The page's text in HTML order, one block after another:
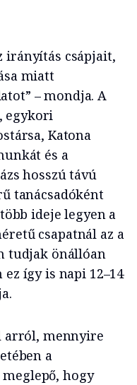
irányítás csápjait,
miatt
– mondja. A
egykori
Katona
és a
hosszú távú
tanácsadóként
ideje legyen a
csapatnál az a
tudjak önállóan
így is napi 12–14
arról, mennyire
a
hogy